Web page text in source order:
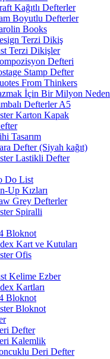
Kağıtlı Defterler
Boyutlu Defterler
Books
Terzi Dikiş
Terzi Dikişler
Defteri
Stamp Defter
From Thinkers
İçin Bir Milyon Neden
Defterler A5
Karton Kapak
Tasarım
Defter (Siyah kağıt)
Lastikli Defter
Do List
Up Kızları
Grey Defterler
Spiralli
Bloknot
Kart ve Kutuları
Ofis
Kelime Ezber
Kartları
Bloknot
Bloknot
Defter
Kalemlik
Deri Defter